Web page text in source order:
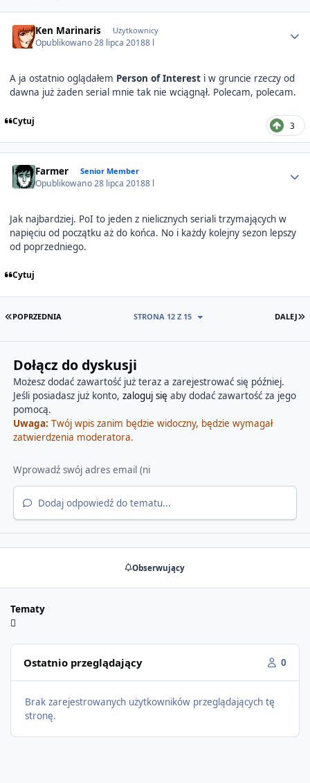
Ken Marinaris Użytkownicy
Opublikowano28 lipca 20188 l
A ja ostatnio oglądałem Person of Interest i w gruncie rzeczy od
dawna już żaden serial mnie tak nie wciągnął. Polecam, polecam.
Cytuj 3
Farmer Senior Member
Opublikowano28 lipca 20188 l
Jak najbardziej. PoI to jeden z nielicznych seriali trzymających w
napięciu od początku aż do końca. No i każdy kolejny sezon lepszy
od poprzedniego.
Cytuj
PIERWSZA STRONA
POPRZEDNIA DALEJ
STRONA 12 Z 15
Dołącz do dyskusji
Możesz dodać zawartość już teraz a zarejestrować się później.
Jeśli posiadasz już konto, zaloguj się aby dodać zawartość za jego
pomocą.
Uwaga: Twój wpis zanim będzie widoczny, będzie wymagał
zatwierdzenia moderatora.
Dodaj odpowiedź do tematu...
Obserwujący
Tematy
Ostatnio przeglądający 0
Brak zarejestrowanych użytkowników przeglądających tę
stronę.